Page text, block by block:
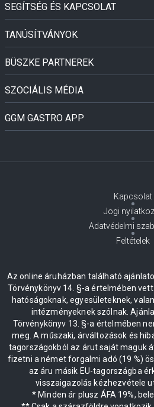
SEGÍTSÉG ÉS KAPCSOLAT
TANÚSÍTVÁNYOK
BÜSZKE PARTNEREK
SZOCIÁLIS MÉDIA
GGM GASTRO APP
Kapcsolat
Jogi
Adatvédelmi
Feltételek
Az online áruházban található
Törvénykönyv 14. §-a értelmében
hatóságoknak, egyesületeknek,
intézményeknek szólnak.
Törvénykönyv 13. §-a értelmében
meg. A műszaki, árváltozások és
tagországokból az árut saját maguk
fizetni a német forgalmi adó (19 %)
az áru másik EU-tagországba
visszaigazolás kézhezvétele
* Minden ár plusz ÁFA 19%,